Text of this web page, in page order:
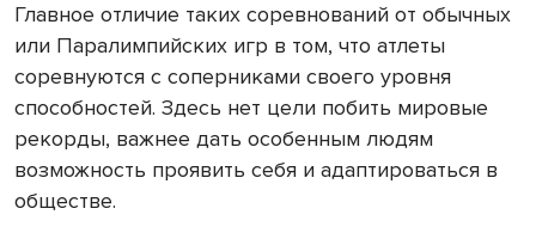
Главное отличие таких соревнований от обычных
или Паралимпийских игр в том, что атлеты
соревнуются с соперниками своего уровня
способностей. Здесь нет цели побить мировые
рекорды, важнее дать особенным людям
возможность проявить себя и адаптироваться в
обществе.